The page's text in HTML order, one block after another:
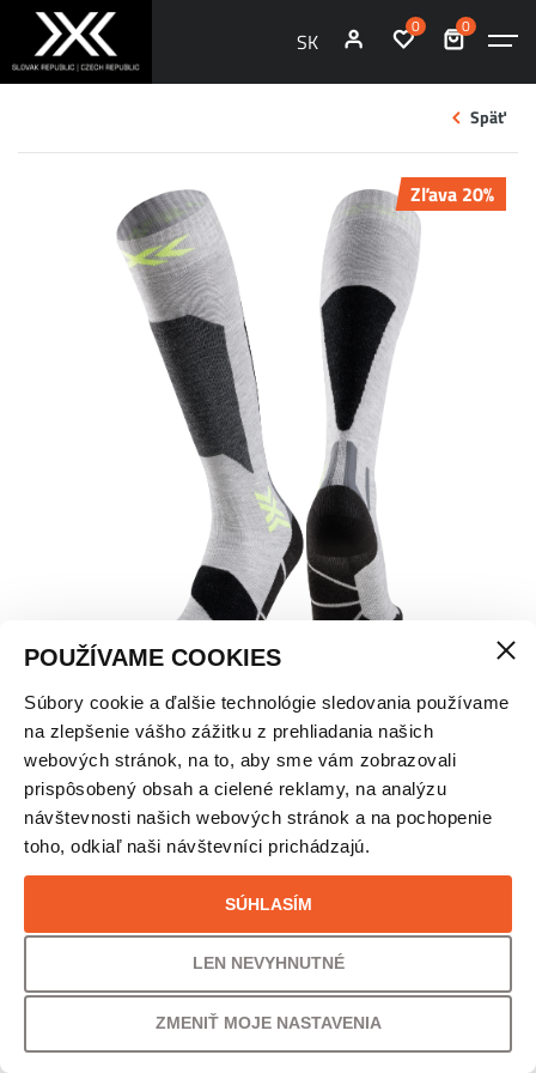
POUŽÍVAME COOKIES
Súbory cookie a ďalšie technológie sledovania používame
na zlepšenie vášho zážitku z prehliadania našich
webových stránok, na to, aby sme vám zobrazovali
prispôsobený obsah a cielené reklamy, na analýzu
návštevnosti našich webových stránok a na pochopenie
toho, odkiaľ naši návštevníci prichádzajú.
SÚHLASÍM
LEN NEVYHNUTNÉ
ZMENIŤ MOJE NASTAVENIA
SK
0 0
Späť
Zľava 20%
X-SOCKS® SKI DISCOVER OTC JR – DETSKÉ
VEĽKOSŤ
24/26
PÔVODNÁ CENA
20% /4,00